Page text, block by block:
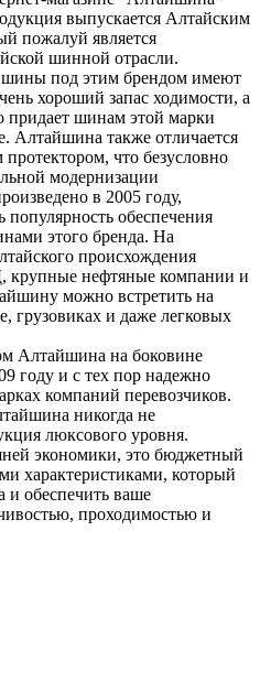
выпускается Алтайским
пожалуй является
шинной отрасли.
под этим брендом имеют
хороший запас ходимости, а
придает шинам этой марки
Алтайшина также отличается
что безусловно
модернизации
в 2005 году,
обеспечения
этого бренда. На
происхождения
нефтяные компании и
можно встретить на
грузовиках и даже легковых
Алтайшина на боковине
году и с тех пор надежно
компаний перевозчиков.
никогда не
люксового уровня.
экономики, это бюджетный
характеристиками, который
и обеспечить ваше
проходимостью и